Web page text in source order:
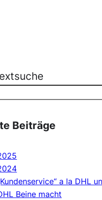
Beiträge
a la DHL
Beine macht